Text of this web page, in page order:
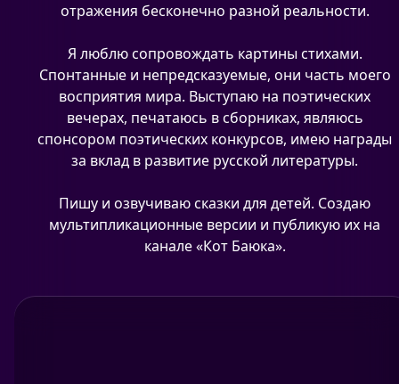
отражения бесконечно разной реальности.
Я люблю сопровождать картины стихами.
Спонтанные и непредсказуемые, они часть моего
восприятия мира. Выступаю на поэтических
вечерах, печатаюсь в сборниках, являюсь
спонсором поэтических конкурсов, имею награды
за вклад в развитие русской литературы.
Пишу и озвучиваю сказки для детей. Создаю
мультипликационные версии и публикую их на
канале «Кот Баюка».